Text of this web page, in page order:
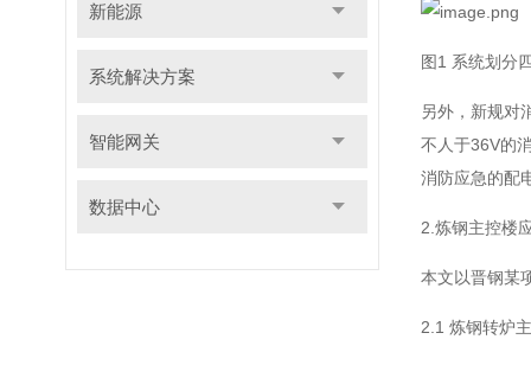
新能源
系统解决方案
智能网关
数据中心
图1 系统划分
另外，新规对
不人于36V的
消防应急的配
2.炼钢主控楼
本文以晋钢某
2.1 炼钢转炉